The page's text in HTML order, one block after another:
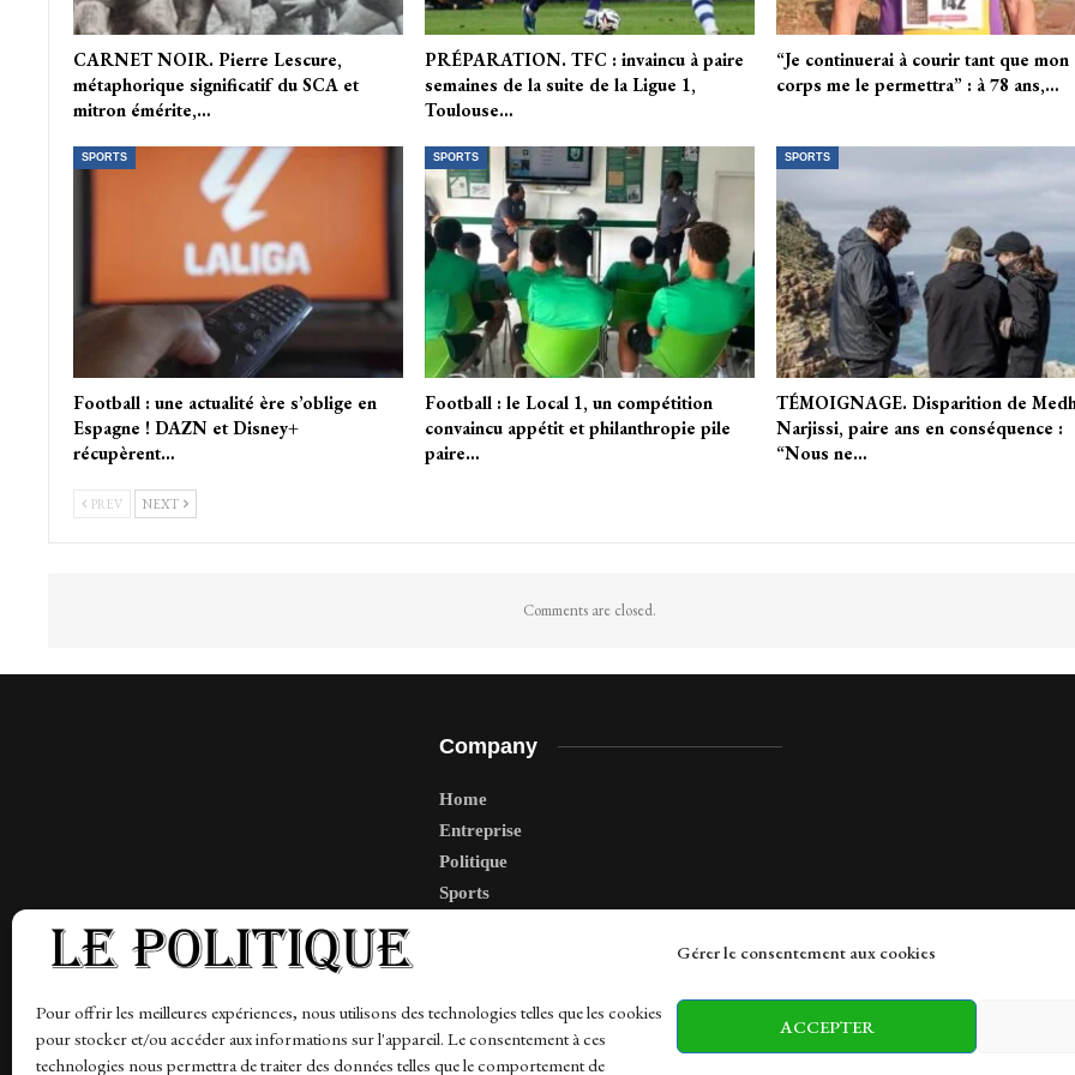
Gérer le consentement aux cookies
Pour offrir les meilleures expériences, nous utilisons des technologies telles que les cookies
pour stocker et/ou accéder aux informations sur l'appareil. Le consentement à ces
technologies nous permettra de traiter des données telles que le comportement de
ACCEPTER
CARNET NOIR. Pierre Lescure,
métaphorique significatif du SCA et
mitron émérite,…
PRÉPARATION. TFC : invaincu à paire
semaines de la suite de la Ligue 1,
Toulouse…
“Je continuerai à courir tant que mon
corps me le permettra” : à 78 ans,…
SPORTS
Football : une actualité ère s’oblige en
Espagne ! DAZN et Disney+
récupèrent…
SPORTS
Football : le Local 1, un compétition
convaincu appétit et philanthropie pile
paire…
SPORTS
TÉMOIGNAGE. Disparition de
Narjissi, paire ans en conséquence :
“Nous ne…
PREV NEXT
Comments are closed.
Company
Home
Entreprise
Politique
Sports